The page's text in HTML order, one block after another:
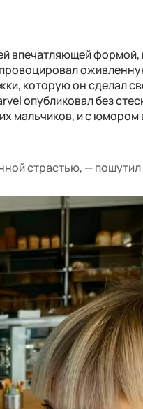
впечатляющей формой,
которую он сделал
опубликовал без
мальчиков, и с юмором
страстью, — пошутил